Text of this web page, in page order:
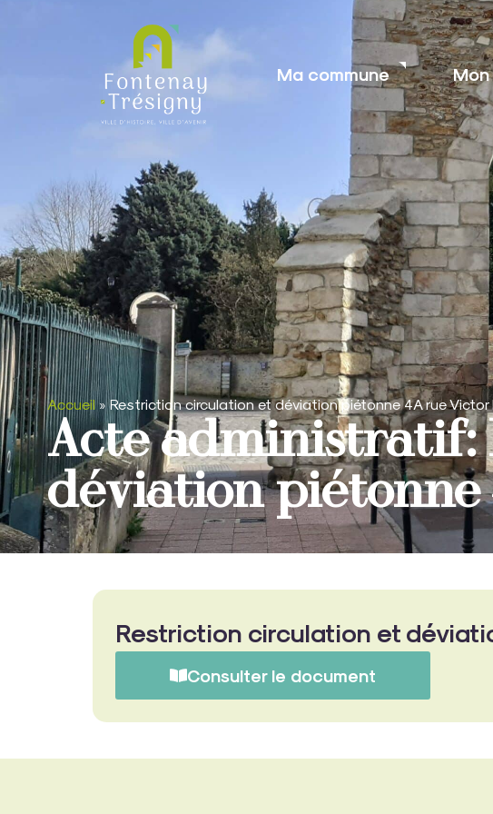
Ma commune
Accueil»Restriction circulation et déviation piétonne 4A rue Victor
Acte
déviation
Restriction circulation et
Consulter le document